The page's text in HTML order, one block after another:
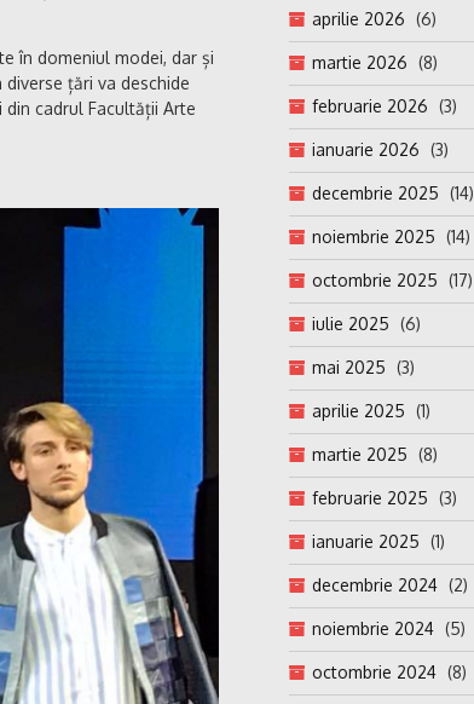
în domeniul modei, dar și
țări va deschide
cadrul Facultății Arte
aprilie 2026 (6)
martie 2026 (8)
februarie 2026 (3)
ianuarie 2026 (3)
decembrie 2025 (14)
noiembrie 2025 (14)
octombrie 2025 (17)
iulie 2025 (6)
mai 2025 (3)
aprilie 2025 (1)
martie 2025 (8)
februarie 2025 (3)
ianuarie 2025 (1)
decembrie 2024 (2)
noiembrie 2024 (5)
octombrie 2024 (8)